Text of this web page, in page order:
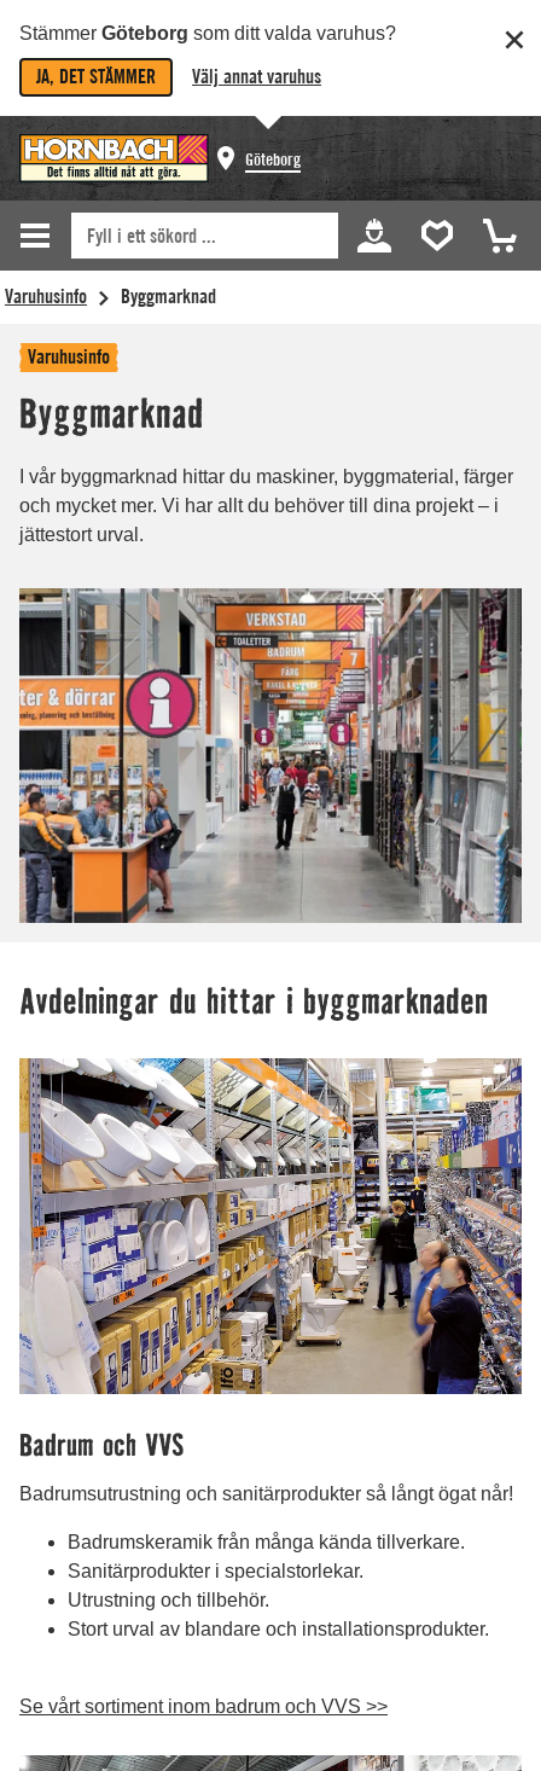
Stämmer Göteborg som ditt valda varuhus?
JA, DET STÄMMER Välj annat varuhus
Göteborg